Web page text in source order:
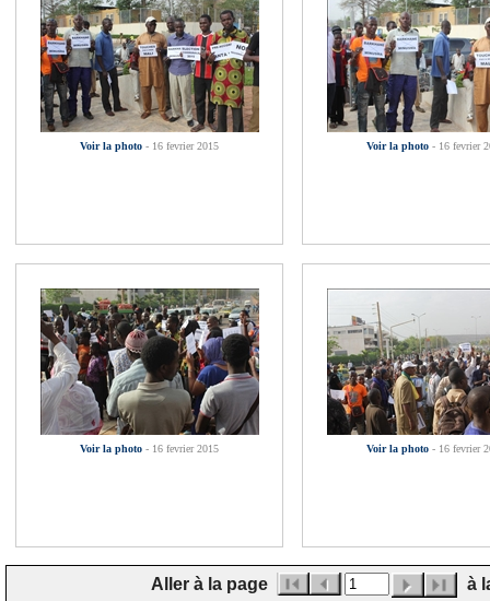
Voir la photo - 16 fevrier 2015 Voir la photo - 16 fevrier
Voir la photo - 16 fevrier 2015 Voir la photo - 16 fevrier
Aller à la page à